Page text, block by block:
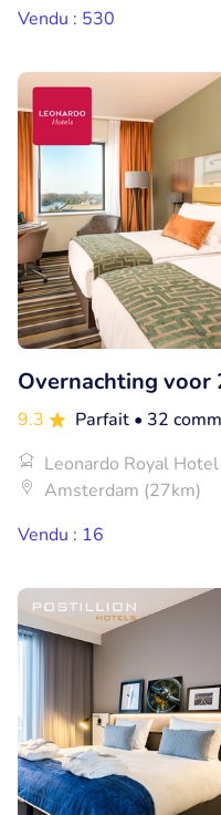
Vendu : 530
Overnachting
9.3 Parfait • 32
Leonardo Royal
Amsterdam (27km)
Vendu : 16